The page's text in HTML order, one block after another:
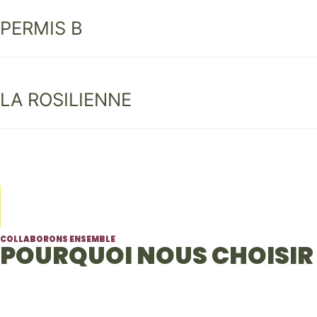
PERMIS B
LA ROSILIENNE
COLLABORONS ENSEMBLE
POURQUOI NOUS